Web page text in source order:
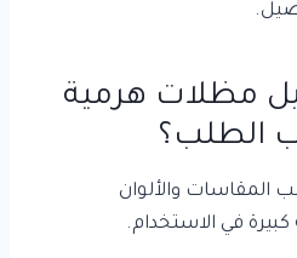
مظلات هرمية
الطلب؟
والألوان
في الاستخدام.